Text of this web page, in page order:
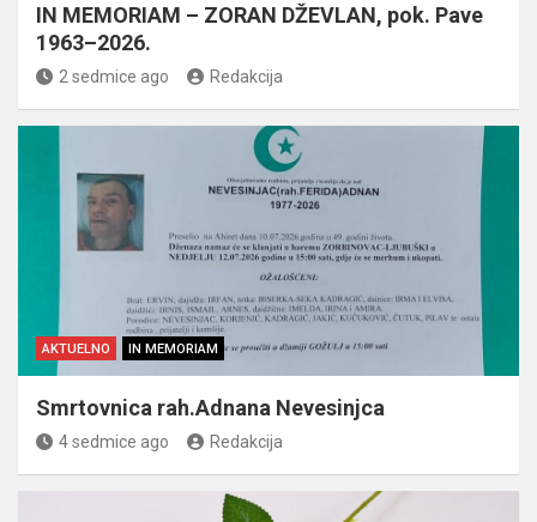
IN MEMORIAM – ZORAN DŽEVLAN, pok. Pave
1963–2026.
2 sedmice ago Redakcija
AKTUELNO IN MEMORIAM
Smrtovnica rah.Adnana Nevesinjca
4 sedmice ago Redakcija